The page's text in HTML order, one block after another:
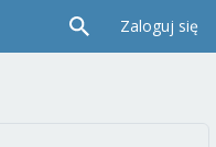
Zaloguj się